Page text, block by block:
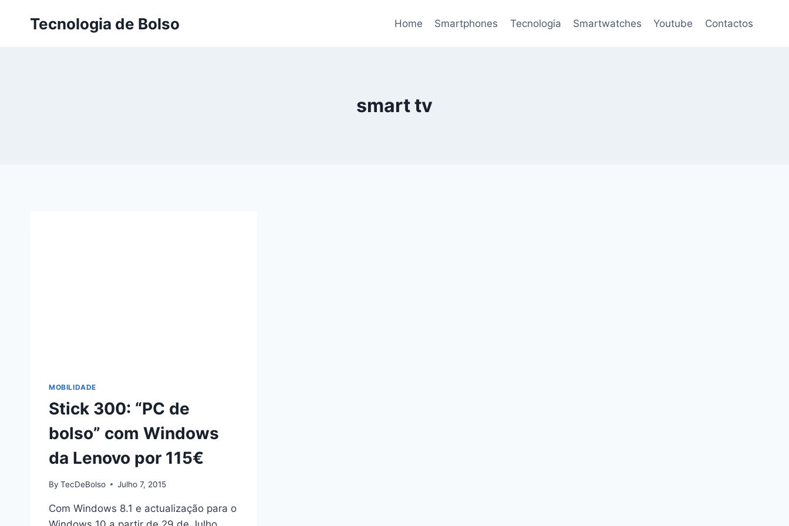
Tecnologia de Bolso Home Smartphones Tecnologia Smartwatches Youtube Contactos
smart tv
MOBILIDADE
Stick 300: “PC de
bolso” com Windows
da Lenovo por 115€
By TecDeBolso Julho 7, 2015
Com Windows 8.1 e actualização para o